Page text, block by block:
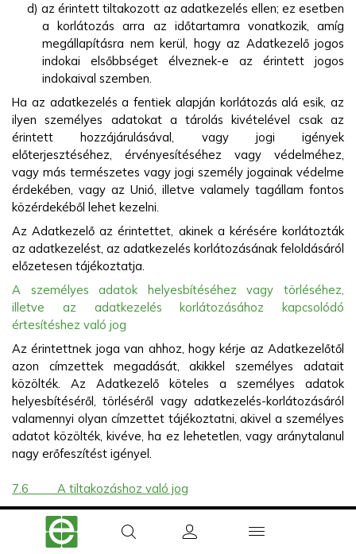
search user menu
d) az érintett tiltakozott az adatkezelés ellen; ez esetben
a korlátozás arra az időtartamra vonatkozik, amíg
megállapításra nem kerül, hogy az Adatkezelő jogos
indokai elsőbbséget élveznek-e az érintett jogos
indokaival szemben.
Ha az adatkezelés a fentiek alapján korlátozás alá esik, az
ilyen személyes adatokat a tárolás kivételével csak az
érintett hozzájárulásával, vagy jogi igények
előterjesztéséhez, érvényesítéséhez vagy védelméhez,
vagy más természetes vagy jogi személy jogainak védelme
érdekében, vagy az Unió, illetve valamely tagállam fontos
közérdekéből lehet kezelni.
Az Adatkezelő az érintettet, akinek a kérésére korlátozták
az adatkezelést, az adatkezelés korlátozásának feloldásáról
előzetesen tájékoztatja.
A személyes adatok helyesbítéséhez vagy törléséhez,
illetve az adatkezelés korlátozásához kapcsolódó
értesítéshez való jog
Az érintettnek joga van ahhoz, hogy kérje az Adatkezelőtől
azon címzettek megadását, akikkel személyes adatait
közölték. Az Adatkezelő köteles a személyes adatok
helyesbítéséről, törléséről vagy adatkezelés-korlátozásáról
valamennyi olyan címzettet tájékoztatni, akivel a személyes
adatot közölték, kivéve, ha ez lehetetlen, vagy aránytalanul
nagy erőfeszítést igényel.
7.6 A tiltakozáshoz való jog
Az érintett jogosult arra, hogy a saját helyzetével
kapcsolatos okokból bármikor tiltakozzon személyes